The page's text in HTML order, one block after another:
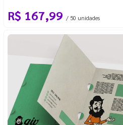
R$ 167,99 / 50 unidades